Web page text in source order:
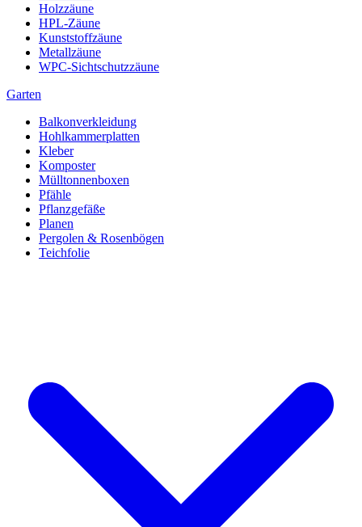
Holzzäune
HPL-Zäune
Kunststoffzäune
Metallzäune
WPC-Sichtschutzzäune
Garten
Balkonverkleidung
Hohlkammerplatten
Kleber
Komposter
Mülltonnenboxen
Pfähle
Pflanzgefäße
Planen
Pergolen & Rosenbögen
Teichfolie